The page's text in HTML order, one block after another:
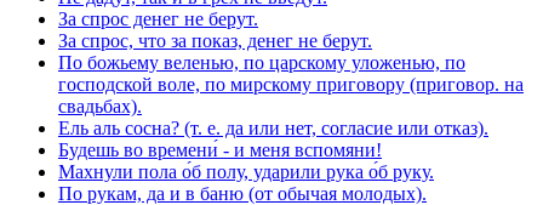
За спрос денег не берут.
За спрос, что за показ, денег не берут.
По божьему веленью, по царскому уложенью, по
господской воле, по мирскому приговору (приговор. на
свадьбах).
Ель аль сосна? (т. е. да или нет, согласие или отказ).
Будешь во времени́ - и меня вспомяни!
Махнули пола о́б полу, ударили рука о́б руку.
По рукам, да и в баню (от обычая молодых).